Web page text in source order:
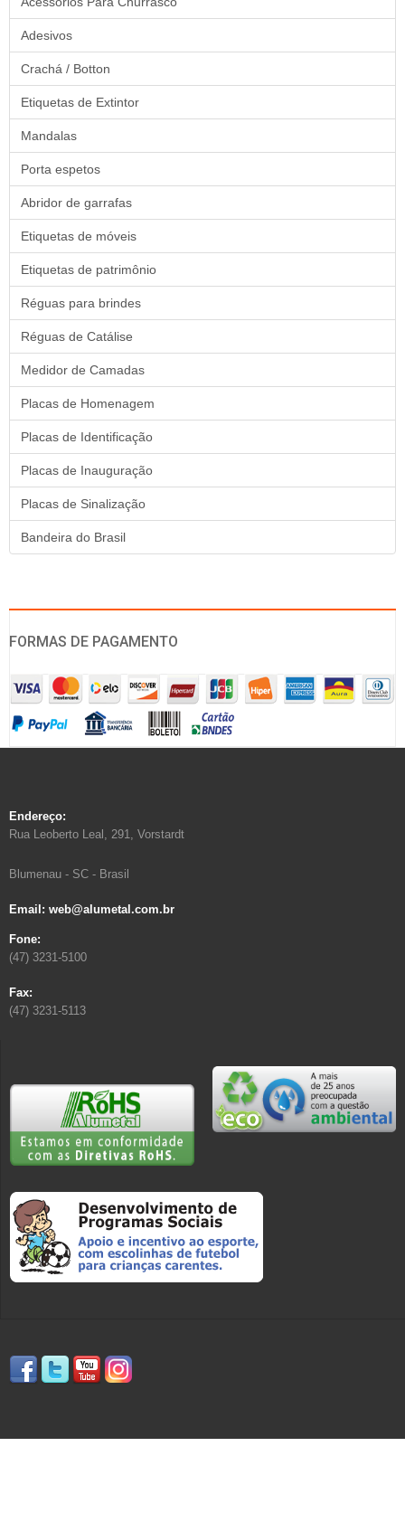
Adesivos
Crachá / Botton
Etiquetas de Extintor
Mandalas
Porta espetos
Abridor de garrafas
Etiquetas de móveis
Etiquetas de patrimônio
Réguas para brindes
Réguas de Catálise
Medidor de Camadas
Placas de Homenagem
Placas de Identificação
Placas de Inauguração
Placas de Sinalização
Bandeira do Brasil
FORMAS DE PAGAMENTO
Endereço:
Rua Leoberto Leal, 291, Vorstardt
Blumenau - SC - Brasil
Email: web@alumetal.com.br
Fone:
(47) 3231-5100
Fax:
(47) 3231-5113